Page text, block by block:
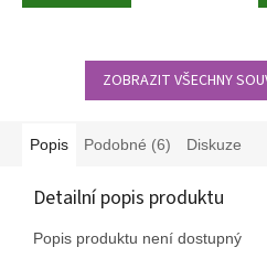
ZOBRAZIT VŠECHNY
Popis Podobné (6) Diskuze
Detailní popis produktu
Popis produktu není dostupný